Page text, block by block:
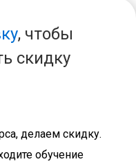
, чтобы
скидку
делаем скидку.
обучение